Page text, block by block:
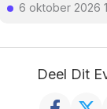
6 oktober 2026
Deel Dit